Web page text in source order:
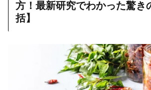
方！最新研究でわかった驚き
括】